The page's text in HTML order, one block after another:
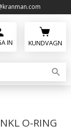
KUNDVAGN
O-RING